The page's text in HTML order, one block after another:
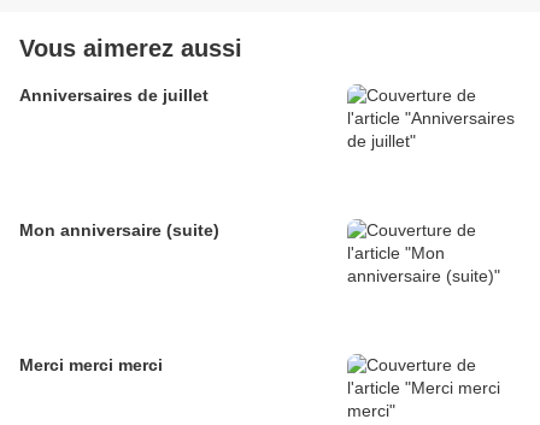
Vous aimerez aussi
Anniversaires de juillet
Mon anniversaire (suite)
Merci merci merci